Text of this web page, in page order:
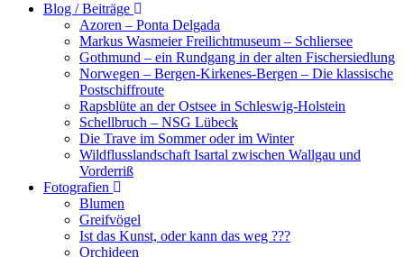
Blog / Beiträge
Azoren – Ponta Delgada
Markus Wasmeier Freilichtmuseum – Schliersee
Gothmund – ein Rundgang in der alten Fischersiedlung
Norwegen – Bergen-Kirkenes-Bergen – Die klassische
Postschiffroute
Rapsblüte an der Ostsee in Schleswig-Holstein
Schellbruch – NSG Lübeck
Die Trave im Sommer oder im Winter
Wildflusslandschaft Isartal zwischen Wallgau und
Vorderriß
Fotografien
Blumen
Greifvögel
Ist das Kunst, oder kann das weg ???
Orchideen